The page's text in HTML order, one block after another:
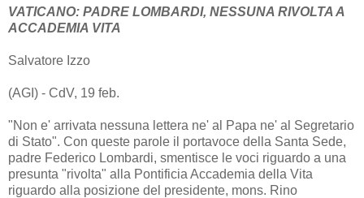
VATICANO: PADRE LOMBARDI, NESSUNA RIVOLTA A
ACCADEMIA VITA
Salvatore Izzo
(AGI) - CdV, 19 feb.
"Non e' arrivata nessuna lettera ne' al Papa ne' al Segretario
di Stato". Con queste parole il portavoce della Santa Sede,
padre Federico Lombardi, smentisce le voci riguardo a una
presunta "rivolta" alla Pontificia Accademia della Vita
riguardo alla posizione del presidente, mons. Rino